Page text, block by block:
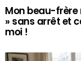
Mon beau-frère
» sans arrêt et
moi !